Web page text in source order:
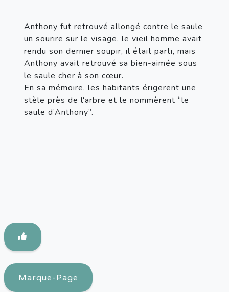
Anthony fut retrouvé allongé contre le saule
un sourire sur le visage, le vieil homme avait
rendu son dernier soupir, il était parti, mais
Anthony avait retrouvé sa bien-aimée sous
le saule cher à son cœur.
En sa mémoire, les habitants érigerent une
stèle près de l'arbre et le nommèrent “le
saule d’Anthony”.
Marque-Page